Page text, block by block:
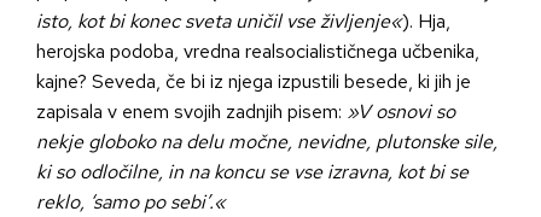
isto, kot bi konec sveta uničil vse življenje«). Hja,
herojska podoba, vredna realsocialističnega učbenika,
kajne? Seveda, če bi iz njega izpustili besede, ki jih je
zapisala v enem svojih zadnjih pisem: »V osnovi so
nekje globoko na delu močne, nevidne, plutonske sile,
ki so odločilne, in na koncu se vse izravna, kot bi se
reklo, ‘samo po sebi’.«